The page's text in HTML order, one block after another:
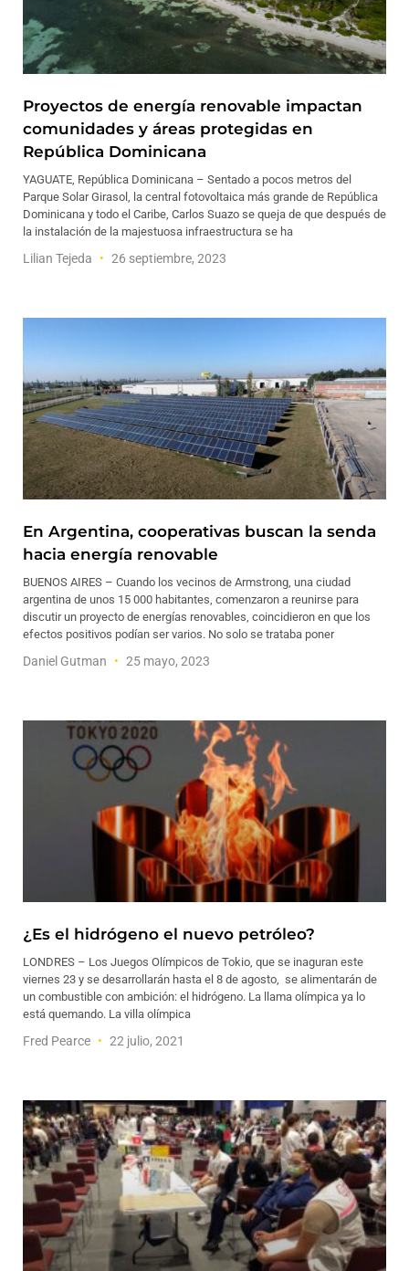
Proyectos de energía renovable impactan
comunidades y áreas protegidas en
República Dominicana
YAGUATE, República Dominicana – Sentado a pocos metros del
Parque Solar Girasol, la central fotovoltaica más grande de República
Dominicana y todo el Caribe, Carlos Suazo se queja de que después de
la instalación de la majestuosa infraestructura se ha
Lilian Tejeda 26 septiembre, 2023
En Argentina, cooperativas buscan la senda
hacia energía renovable
BUENOS AIRES – Cuando los vecinos de Armstrong, una ciudad
argentina de unos 15 000 habitantes, comenzaron a reunirse para
discutir un proyecto de energías renovables, coincidieron en que los
efectos positivos podían ser varios. No solo se trataba poner
Daniel Gutman 25 mayo, 2023
¿Es el hidrógeno el nuevo petróleo?
LONDRES – Los Juegos Olímpicos de Tokio, que se inaguran este
viernes 23 y se desarrollarán hasta el 8 de agosto, se alimentarán de
un combustible con ambición: el hidrógeno. La llama olímpica ya lo
está quemando. La villa olímpica
Fred Pearce 22 julio, 2021